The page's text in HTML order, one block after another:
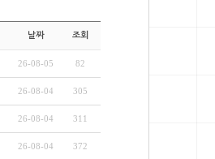
날짜 조회
26-08-05 82
26-08-04 305
26-08-04 311
26-08-04 372